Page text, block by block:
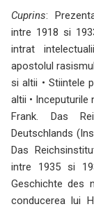
Cuprins:
intre 1918 si
intrat
apostolul
si altii • Stiintele
altii • Inceputurile
Frank. Das
Deutschlands
Das
intre 1935 si
Geschichte des
conducerea lui